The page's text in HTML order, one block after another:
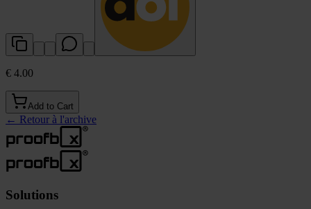
€ 4.00
Add to Cart
← Retour à l'archive
Solutions